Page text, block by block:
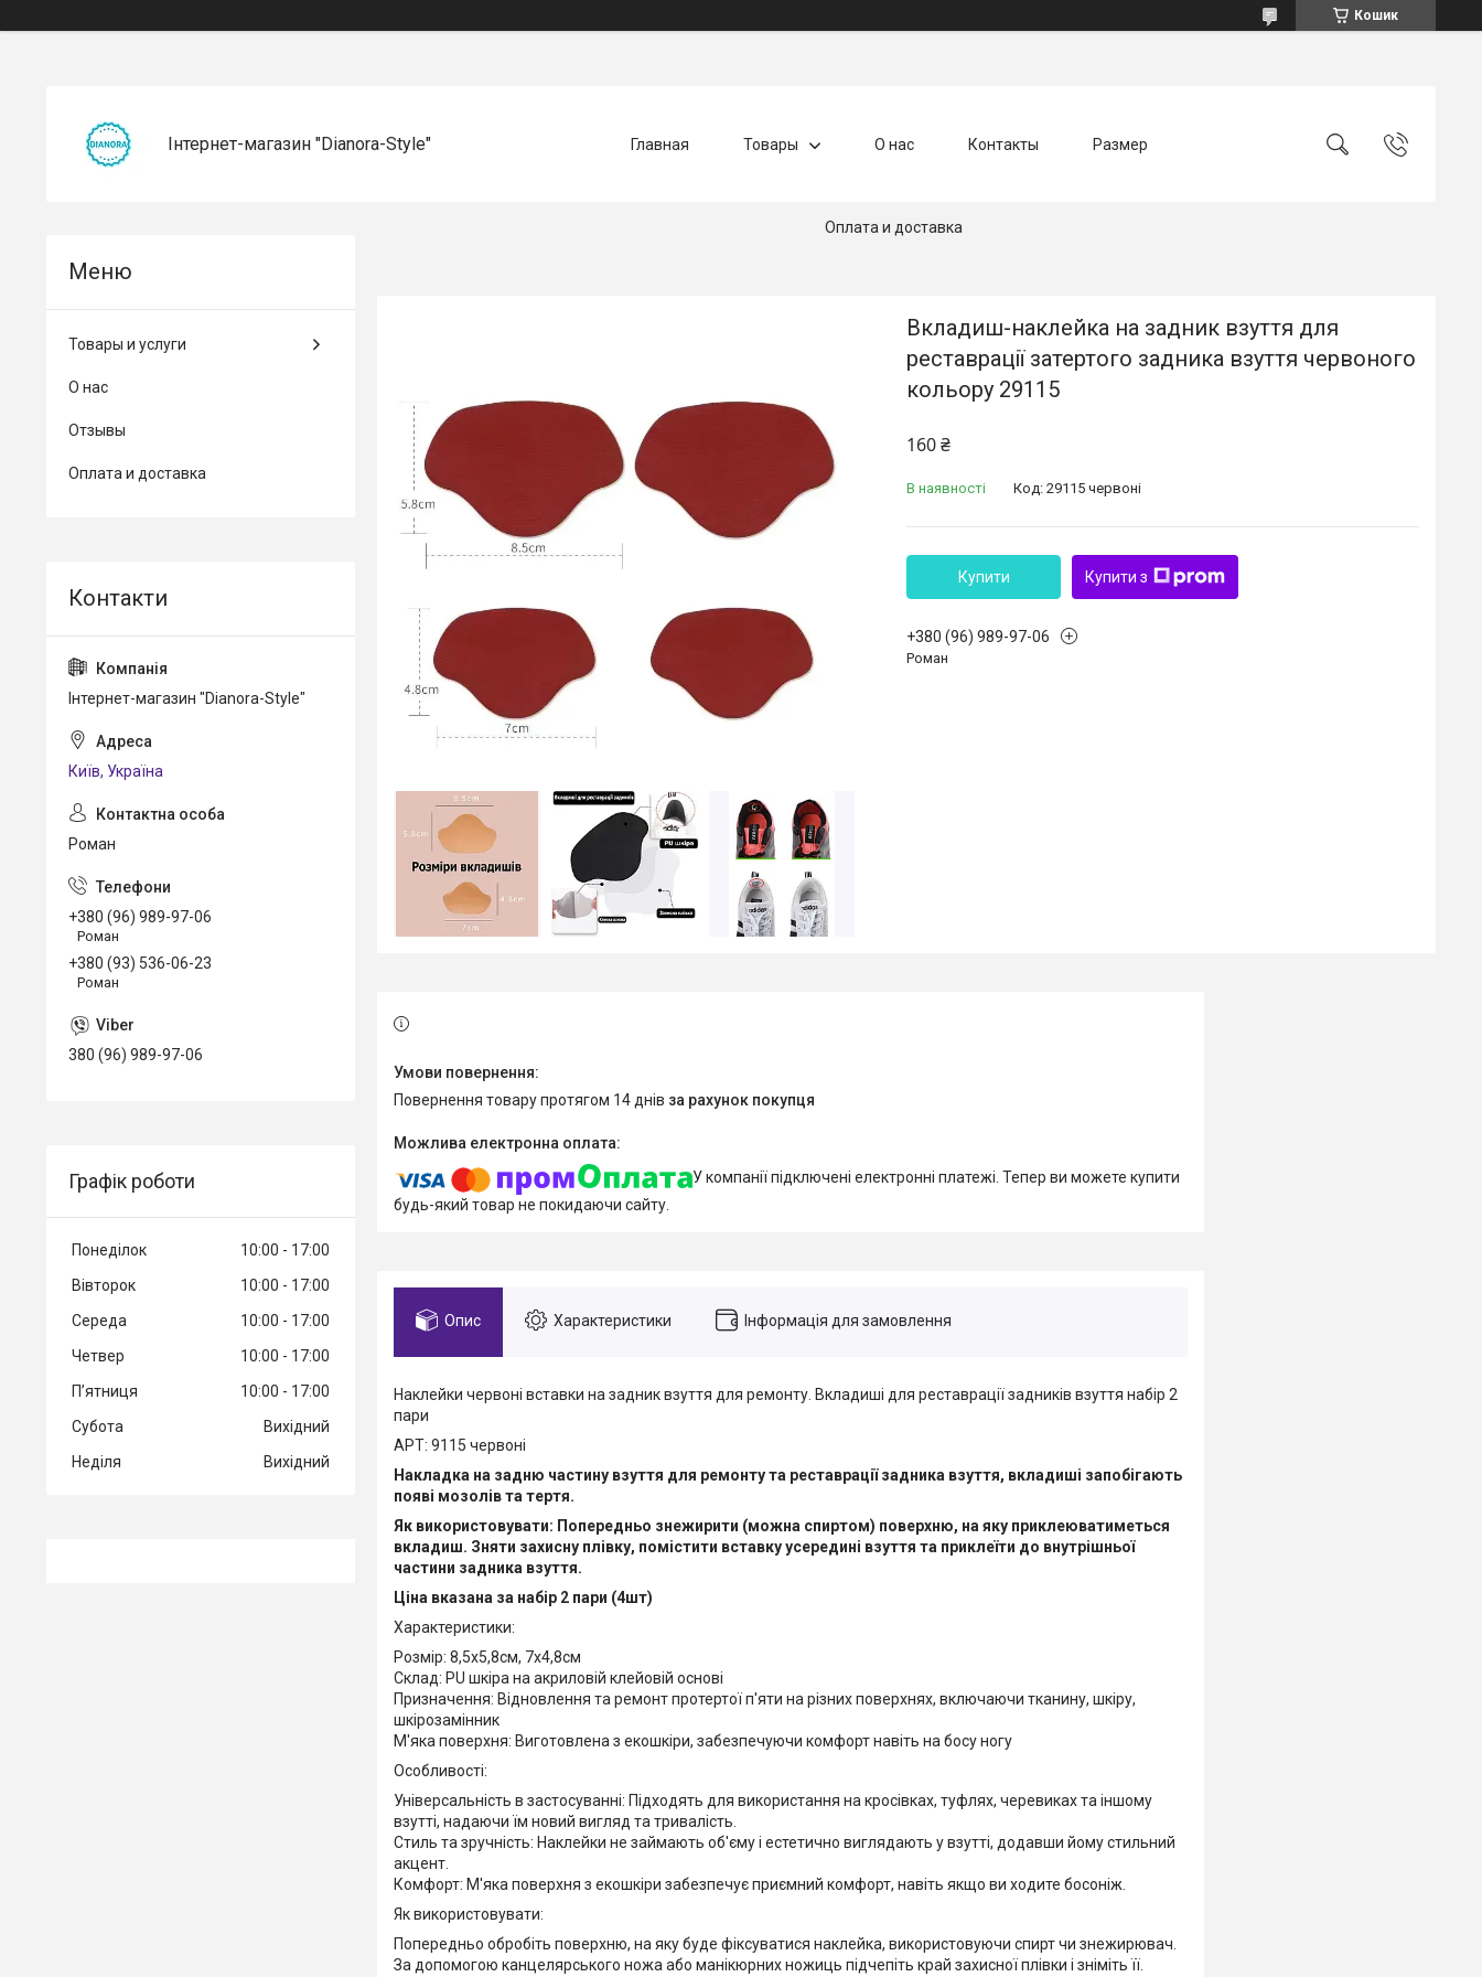
Кошик
Інтернет-магазин "Dianora-Style" Главная Товары О нас Контакты Размер
Оплата и доставка
Вкладиш-наклейка на задник взуття для
реставрації затертого задника взуття червоного
кольору 29115
160 ₴
В наявності Код: 29115 червоні
Купити Купити з
+380 (96) 989-97-06
Роман
повернення товару протягом 14 днів за рахунок покупця
У компанії підключені електронні платежі. Тепер ви можете купити
будь-який товар не покидаючи сайту.
Опис Характеристики Інформація для замовлення
Наклейки червоні вставки на задник взуття для ремонту. Вкладиші для реставрації задників взуття набір 2
пари
АРТ: 9115 червоні
Накладка на задню частину взуття для ремонту та реставрації задника взуття, вкладиші запобігають
появі мозолів та тертя.
Як використовувати: Попередньо знежирити (можна спиртом) поверхню, на яку приклеюватиметься
вкладиш. Зняти захисну плівку, помістити вставку усередині взуття та приклеїти до внутрішньої
частини задника взуття.
Ціна вказана за набір 2 пари (4шт)
Характеристики:
Розмір: 8,5х5,8см, 7х4,8см
Склад: PU шкіра на акриловій клейовій основі
Призначення: Відновлення та ремонт протертої п'яти на різних поверхнях, включаючи тканину, шкіру,
шкірозамінник
М'яка поверхня: Виготовлена з екошкіри, забезпечуючи комфорт навіть на босу ногу
Особливості:
Універсальність в застосуванні: Підходять для використання на кросівках, туфлях, черевиках та іншому
взутті, надаючи їм новий вигляд та тривалість.
Стиль та зручність: Наклейки не займають об'єму і естетично виглядають у взутті, додавши йому стильний
акцент.
Комфорт: М'яка поверхня з екошкіри забезпечує приємний комфорт, навіть якщо ви ходите босоніж.
Як використовувати:
Попередньо обробіть поверхню, на яку буде фіксуватися наклейка, використовуючи спирт чи знежирювач.
За допомогою канцелярського ножа або манікюрних ножиць підчепіть край захисної плівки і зніміть її.
Товары и услуги
О нас
Отзывы
Оплата и доставка
Інтернет-магазин "Dianora-Style"
Київ, Україна
Роман
+380 (96) 989-97-06
Роман
+380 (93) 536-06-23
Роман
380 (96) 989-97-06
Графік роботи
Понеділок 10:00
17:00
Вівторок
10:00
17:00
Середа
10:00
17:00
Четвер
10:00
17:00
Пʼятниця
10:00
17:00
Субота
Вихідний
Неділя
Вихідний